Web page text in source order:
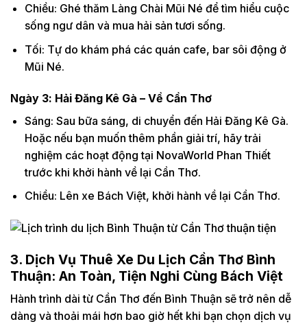
Chiều: Ghé thăm Làng Chài Mũi Né để tìm hiểu cuộc
sống ngư dân và mua hải sản tươi sống.
Tối: Tự do khám phá các quán cafe, bar sôi động ở
Mũi Né.
Ngày 3: Hải Đăng Kê Gà – Về Cần Thơ
Sáng: Sau bữa sáng, di chuyển đến Hải Đăng Kê Gà.
Hoặc nếu bạn muốn thêm phần giải trí, hãy trải
nghiệm các hoạt động tại NovaWorld Phan Thiết
trước khi khởi hành về lại Cần Thơ.
Chiều: Lên xe Bách Việt, khởi hành về lại Cần Thơ.
3. Dịch Vụ Thuê Xe Du Lịch Cần Thơ Bình
Thuận: An Toàn, Tiện Nghi Cùng Bách Việt
Hành trình dài từ Cần Thơ đến Bình Thuận sẽ trở nên dễ
dàng và thoải mái hơn bao giờ hết khi bạn chọn dịch vụ